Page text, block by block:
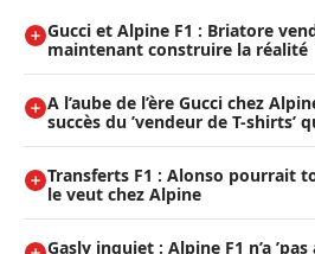
Gucci et Alpine F1 : Briatore
maintenant construire la réalité
A l’aube de l’ère Gucci chez
succès du ’vendeur de T-shirts’
Transferts F1 : Alonso pourrait
le veut chez Alpine
Gasly inquiet : Alpine F1 n’a